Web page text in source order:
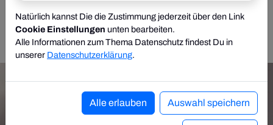
Natürlich kannst Die die Zustimmung jederzeit über den Link
Cookie Einstellungen unten bearbeiten.
Alle Informationen zum Thema Datenschutz findest Du in
unserer Datenschutzerklärung.
Alle erlauben Auswahl speichern